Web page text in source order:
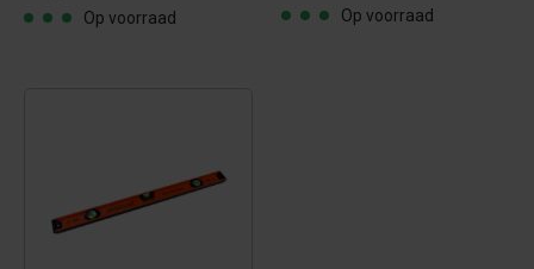
Op voorraad
Op voorraad